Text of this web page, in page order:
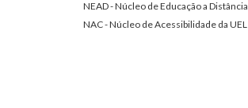
NEAD - Núcleo de Educação a Distância
NAC - Núcleo de Acessibilidade da UEL